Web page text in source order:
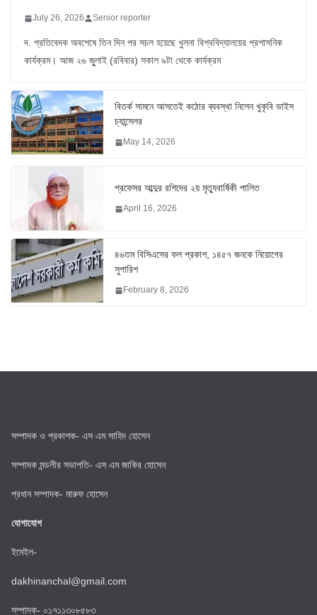
July 26, 2026 Senior reporter
দ. প্রতিবেদক অবশেষে তিন দিন পর সচল হয়েছে খুলনা বিশ্ববিদ্যালয়ের প্রশাসনিক
কার্যক্রম। আজ ২৬ জুুলাই (রবিবার) সকাল ৯টা থেকে কার্যক্রম
বিতর্ক সামনে আসতেই কঠোর ব্যবস্থা নিলেন খুকৃবি ভাইস
চ্যান্সেলর
May 14, 2026
প্রফেসর আব্দুর রশিদের ২য় মৃত্যুবার্ষিকী পালিত
April 16, 2026
৪৬তম বিসিএসের ফল প্রকাশ, ১৪৫৭ জনকে নিয়োগের
সুপারিশ
February 8, 2026
সম্পাদক ও প্রকাশক- এস এম সাহিদ হোসেন
সম্পাদক মন্ডলীর সভাপতি- এস এম জাকির হোসেন
প্রধান সম্পাদক- মারুফ হোসেন
যোগাযোগ
ইমেইল-
dakhinanchal@gmail.com
সম্পাদক- ০১৭১১৩০৮৫৮৩